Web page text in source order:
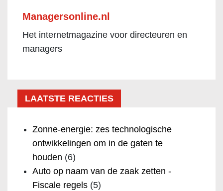
Managersonline.nl
Het internetmagazine voor directeuren en
managers
LAATSTE REACTIES
Zonne-energie: zes technologische
ontwikkelingen om in de gaten te
houden (6)
Auto op naam van de zaak zetten -
Fiscale regels (5)